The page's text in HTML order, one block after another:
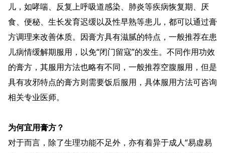
儿，如哮喘、反复上呼吸道感染、肺炎等疾病恢复期、厌
食、便秘、生长发育迟缓以及性早熟等患儿，都可以通过膏
方调理来改善体质。因膏方具有滋腻的特点，一般推荐在患
儿病情缓解期服用，以免“闭门留寇”的发生。不同作用功效
的膏方，其服用方法也略有不同，一般推荐空腹服用，但是
具有攻邪特点的膏方则需要饭后服用，具体服用方法可咨询
相关专业医师。
为何宜用膏方？
对于而言，除了生理功能不足外，亦有着异于成人“易虚易